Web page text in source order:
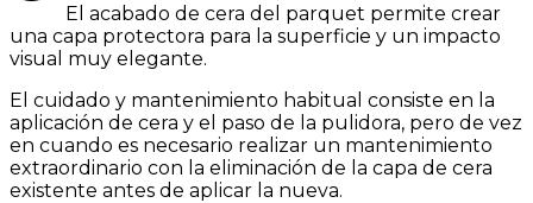
El acabado de cera del parquet permite crear
una capa protectora para la superficie y un impacto
visual muy elegante.
El cuidado y mantenimiento habitual consiste en la
aplicación de cera y el paso de la pulidora, pero de vez
en cuando es necesario realizar un mantenimiento
extraordinario con la eliminación de la capa de cera
existente antes de aplicar la nueva.